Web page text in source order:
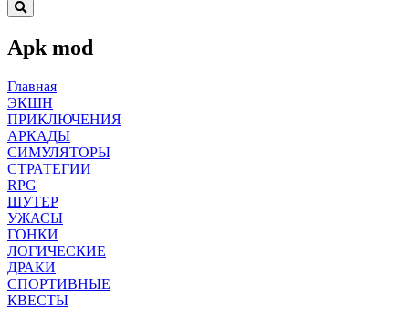
Apk mod
Главная
ЭКШН
ПРИКЛЮЧЕНИЯ
АРКАДЫ
СИМУЛЯТОРЫ
СТРАТЕГИИ
RPG
ШУТЕР
УЖАСЫ
ГОНКИ
ЛОГИЧЕСКИЕ
ДРАКИ
СПОРТИВНЫЕ
КВЕСТЫ